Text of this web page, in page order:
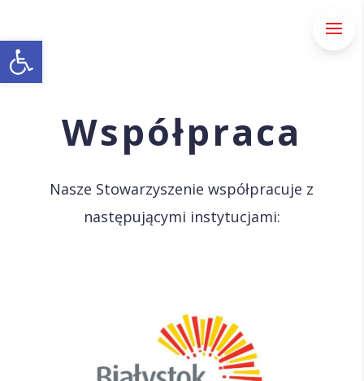
Otwórz pasek narzędzi
Współpraca
Nasze Stowarzyszenie współpracuje z
następującymi instytucjami: